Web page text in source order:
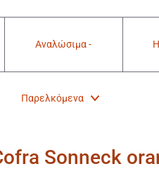
Αναλώσιμα -
Παρελκόμενα
Sonneck